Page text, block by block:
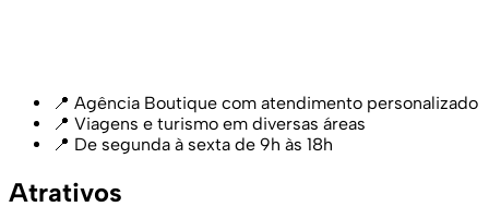
📍 Agência Boutique com atendimento personalizado
📍 Viagens e turismo em diversas áreas
📍 De segunda à sexta de 9h às 18h
Atrativos